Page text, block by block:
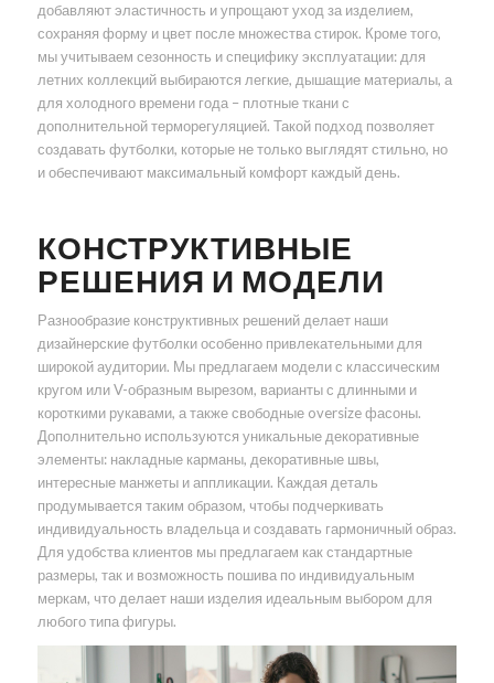
добавляют эластичность и упрощают уход за изделием,
сохраняя форму и цвет после множества стирок. Кроме того,
мы учитываем сезонность и специфику эксплуатации: для
летних коллекций выбираются легкие, дышащие материалы, а
для холодного времени года – плотные ткани с
дополнительной терморегуляцией. Такой подход позволяет
создавать футболки, которые не только выглядят стильно, но
и обеспечивают максимальный комфорт каждый день.
КОНСТРУКТИВНЫЕ
РЕШЕНИЯ И МОДЕЛИ
Разнообразие конструктивных решений делает наши
дизайнерские футболки особенно привлекательными для
широкой аудитории. Мы предлагаем модели с классическим
кругом или V-образным вырезом, варианты с длинными и
короткими рукавами, а также свободные oversize фасоны.
Дополнительно используются уникальные декоративные
элементы: накладные карманы, декоративные швы,
интересные манжеты и аппликации. Каждая деталь
продумывается таким образом, чтобы подчеркивать
индивидуальность владельца и создавать гармоничный образ.
Для удобства клиентов мы предлагаем как стандартные
размеры, так и возможность пошива по индивидуальным
меркам, что делает наши изделия идеальным выбором для
любого типа фигуры.